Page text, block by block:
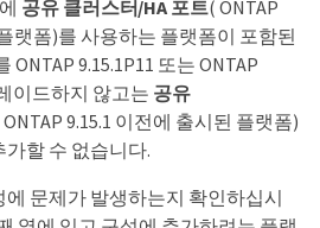
공유 클러스터/HA 포트( ONTAP
랫폼)를 사용하는 플랫폼이 포함된
9.15.1P11 또는 ONTAP
이드하지 않고는 공유
9.15.1 이전에 출시된 플랫폼)
할 수 없습니다.
문제가 발생하는지 확인하십시